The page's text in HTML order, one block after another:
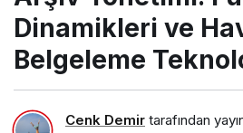
Dinamikleri ve
Belgeleme
Cenk Demir tarafından